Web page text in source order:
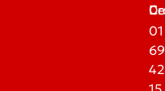
01
69
42